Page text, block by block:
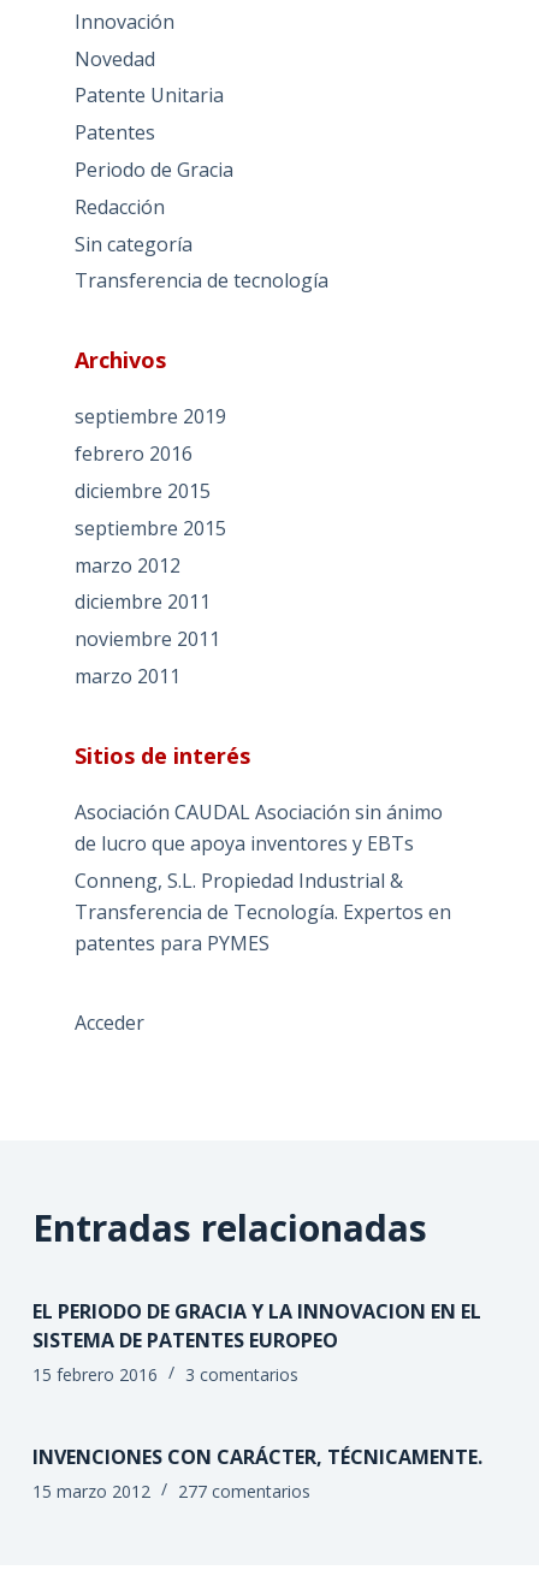
Innovación
Novedad
Patente Unitaria
Patentes
Periodo de Gracia
Redacción
Sin categoría
Transferencia de tecnología
Archivos
septiembre 2019
febrero 2016
diciembre 2015
septiembre 2015
marzo 2012
diciembre 2011
noviembre 2011
marzo 2011
Sitios de interés
Asociación CAUDALAsociación sin ánimo
de lucro que apoya inventores y EBTs
Conneng, S.L. Propiedad Industrial &
Transferencia de Tecnología. Expertos en
patentes para PYMES
Acceder
Entradas relacionadas
EL PERIODO DE GRACIA Y LA INNOVACION EN EL
SISTEMA DE PATENTES EUROPEO
15 febrero 2016 3 comentarios
INVENCIONES CON CARÁCTER, TÉCNICAMENTE.
15 marzo 2012 277 comentarios